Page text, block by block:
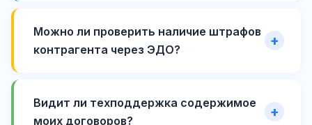
Можно ли проверить наличие штрафов
контрагента через ЭДО?
Видит ли техподдержка содержимое
моих договоров?